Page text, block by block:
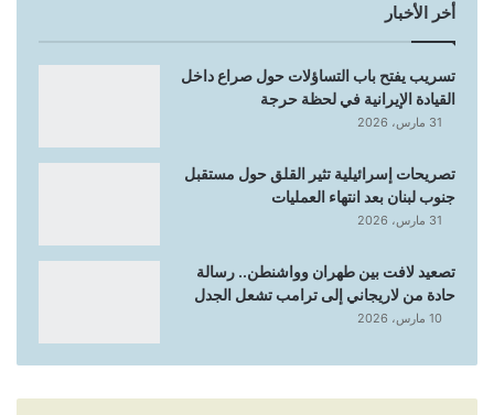
أخر الأخبار
تسريب يفتح باب التساؤلات حول صراع داخل
القيادة الإيرانية في لحظة حرجة
31 مارس، 2026
تصريحات إسرائيلية تثير القلق حول مستقبل
جنوب لبنان بعد انتهاء العمليات
31 مارس، 2026
تصعيد لافت بين طهران وواشنطن.. رسالة
حادة من لاريجاني إلى ترامب تشعل الجدل
10 مارس، 2026